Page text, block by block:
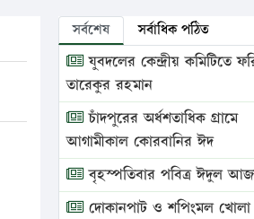
সর্বশেষ সর্বাধিক পঠিত
যুবদলের কেন্দ্রীয় কমিটিতে
তারেকুর রহমান
চাঁদপুরের অর্ধশতাধিক গ্রামে
আগামীকাল কোরবানির ঈদ
বৃহস্পতিবার পবিত্র ঈদুল
দোকানপাট ও শপিংমল খোলা